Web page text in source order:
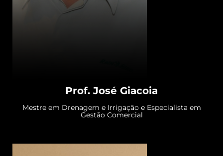
Prof. José Giacoia
Mestre em Drenagem e Irrigação e Especialista em
Gestão Comercial